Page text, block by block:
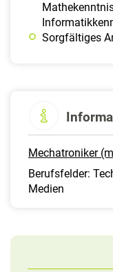
Sorgfältiges
Mechatroniker
Berufsfelder:
Medien